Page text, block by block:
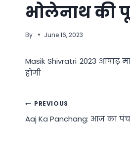
भोलेनाथ की
By June 16, 2023
Masik Shivratri 2023 आषाढ़
होगी
Post
navigation
PREVIOUS
Aaj Ka Panchang: आज का